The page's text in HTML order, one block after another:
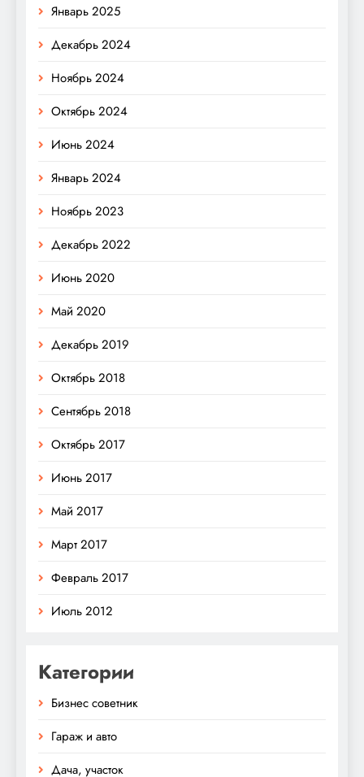
Январь 2025
Декабрь 2024
Ноябрь 2024
Октябрь 2024
Июнь 2024
Январь 2024
Ноябрь 2023
Декабрь 2022
Июнь 2020
Май 2020
Декабрь 2019
Октябрь 2018
Сентябрь 2018
Октябрь 2017
Июнь 2017
Май 2017
Март 2017
Февраль 2017
Июль 2012
Категории
Бизнес советник
Гараж и авто
Дача, участок